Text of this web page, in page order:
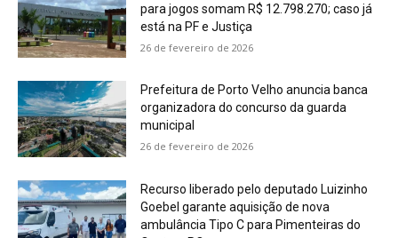
para jogos somam R$ 12.798.270; caso já
está na PF e Justiça
26 de fevereiro de 2026
Prefeitura de Porto Velho anuncia banca
organizadora do concurso da guarda
municipal
26 de fevereiro de 2026
Recurso liberado pelo deputado Luizinho
Goebel garante aquisição de nova
ambulância Tipo C para Pimenteiras do